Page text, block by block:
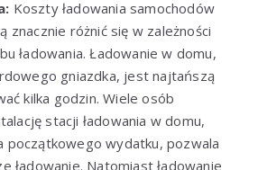
Koszty ładowania samochodów
znacznie różnić się w zależności
ładowania. Ładowanie w domu,
gniazdka, jest najtańszą
kilka godzin. Wiele osób
stacji ładowania w domu,
początkowego wydatku, pozwala
ładowanie. Natomiast ładowanie